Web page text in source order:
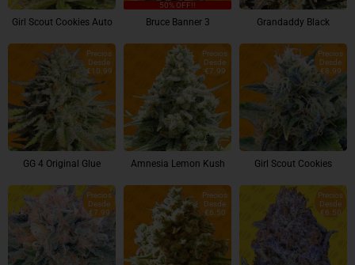
Girl Scout Cookies Auto Bruce Banner 3
50% OFF!!
Grandaddy Black
Precios
Desde
€10.99
GG 4 Original Glue
Precios
Desde
€7.99
Amnesia Lemon Kush
Precios
Desde
€8.99
Girl Scout Cookies
Precios
Desde
€7.99
Precios
Desde
€6.50
Precios
Desde
€6.50